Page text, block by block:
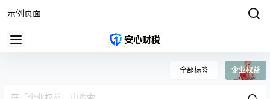
示例页面
全部标签 企业权益